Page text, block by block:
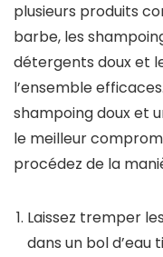
plusieurs produits
barbe, les
détergents doux et
l’ensemble
shampoing doux et
le meilleur
procédez de la
Laissez tremper
dans un bol d’eau